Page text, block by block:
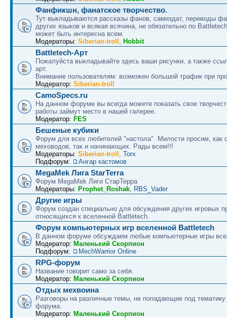
Фанфикшн, фанатское творчество.
Тут выкладываются рассказы фанов, самиздат, переводы
других языков и всякая всячина, не обязательно по
может быть интересна всем.
Модераторы: Siberian-troll , Hobbit
Battletech-Арт
Пожалуйста выкладывайте здесь ваши рисунки, а также
арт.
Внимание пользователям: возможен большой трафик при
Модератор: Siberian-troll
CamoSpecs.ru
На данном форуме вы всегда можете показать свое
работы займут место в нашей галерее.
Модератор: FES
Бешеные кубики
Форум для всех любителей "настола". Милости просим, как
меховодов, так и начинающих. Рады всем!!!
Модераторы: Siberian-troll , Torx
Подфорум:
Ангар кастомов
MegaMek Лига StarTerra
Форум МegaMek Лиги СтарТерра
Модераторы: Prophet_Roshak, RBS_Vader
Другие игры
Форум создан специально для обсуждения других игровых
относящихся к вселенной Battletech.
Форум компьютерных игр вселенной Battletech
В данном форуме обсуждаем любые компьютерные игры
Модератор: Маленький Скорпион
Подфорум:
MechWarrior Online
RPG-форум
Название говорит само за себя.
Модератор: Маленький Скорпион
Отдых мехвоина
Разговоры на различные темы, не попадающие под тематику
форума.
Модератор: Маленький Скорпион